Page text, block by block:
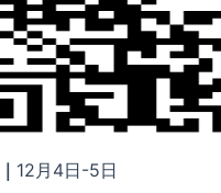
｜ 12月4日-5日